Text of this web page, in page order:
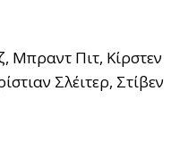
Μπραντ Πιτ, Κίρστεν
Σλέιτερ, Στίβεν